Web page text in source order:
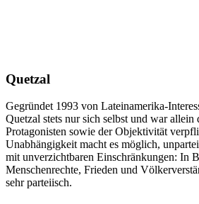
Quetzal
Gegründet 1993 von Lateinamerika-
Quetzal stets nur sich selbst und war allein
Protagonisten sowie der Objektivität
Unabhängigkeit macht es möglich,
mit unverzichtbaren Einschränkungen: In
Menschenrechte, Frieden und
sehr parteiisch.